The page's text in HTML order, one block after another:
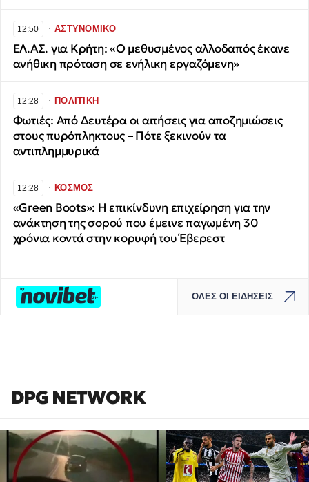
12:50 ∙ΑΣΤΥΝΟΜΙΚΟ
ΕΛ.ΑΣ. για Κρήτη: «Ο μεθυσμένος αλλοδαπός έκανε
ανήθικη πρόταση σε ενήλικη εργαζόμενη»
12:28 ∙ΠΟΛΙΤΙΚΗ
Φωτιές: Από Δευτέρα οι αιτήσεις για αποζημιώσεις
στους πυρόπληκτους – Πότε ξεκινούν τα
αντιπλημμυρικά
12:28 ∙ΚΟΣΜΟΣ
«Green Boots»: Η επικίνδυνη επιχείρηση για την
ανάκτηση της σορού που έμεινε παγωμένη 30
χρόνια κοντά στην κορυφή του Έβερεστ
ΟΛΕΣ ΟΙ ΕΙΔΗΣΕΙΣ
DPG NETWORK